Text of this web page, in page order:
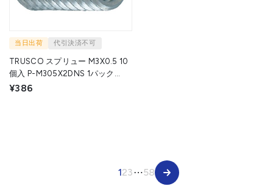
当日出荷 代引決済不可
TRUSCO スプリュー M3X0.5 10
個入 P-M305X2DNS 1パック
▼258-7912
¥386
123⋯58